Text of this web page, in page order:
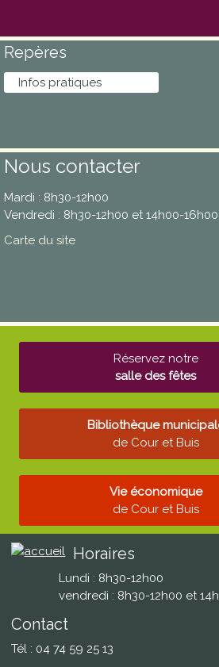
Repères
Infos pratiques
Nous contacter
Mardi : 8h30-12h00
Vendredi : 8h30-12h00 et 14h00-16h00
Carte du site
Réservez notre
salle des fêtes
Bibliothèque
de Cour et Buis
Vie économique
de Cour et Buis
Horaires
Lundi : 8h30-12h00
vendredi : 8h30-12h00 et
Contact
Tél : 04 74 59 25 13